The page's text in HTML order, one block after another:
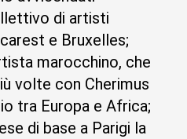
di artisti
e Bruxelles;
marocchino, che
volte con Cherimus
tra Europa e Africa;
di base a Parigi la